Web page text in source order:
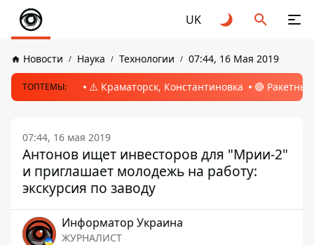
UK
Новости Наука Технологии 07:44, 16 Мая 2019
ТОПТЕМЫ: ⚠️ Краматорск, Константиновка 🔴
07:44, 16 мая 2019
Антонов ищет инвесторов для "Мрии-2"
и приглашает молодежь на работу:
экскурсия по заводу
Информатор Украина
ЖУРНАЛИСТ